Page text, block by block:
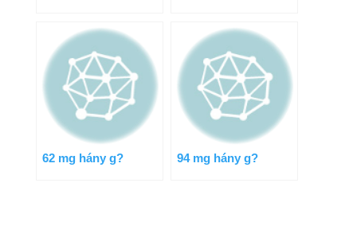
62 mg hány g? 94 mg hány g?